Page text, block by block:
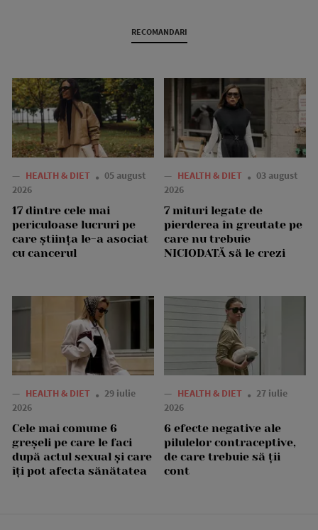
RECOMANDARI
— HEALTH & DIET
05 august
2026
17 dintre cele mai
periculoase lucruri pe
care știința le-a asociat
cu cancerul
— HEALTH & DIET
03 august
2026
7 mituri legate de
pierderea în greutate pe
care nu trebuie
NICIODATĂ să le crezi
— HEALTH & DIET
29 iulie
2026
Cele mai comune 6
greșeli pe care le faci
după actul sexual și care
îți pot afecta sănătatea
— HEALTH & DIET
27 iulie
2026
6 efecte negative ale
pilulelor contraceptive,
de care trebuie să ții
cont